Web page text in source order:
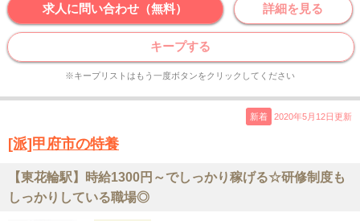
求人に問い合わせ（無料） 詳細を見る
キープする
※キープリストはもう一度ボタンをクリックしてください
新着 2020年5月12日更新
[派]甲府市の特養
【東花輪駅】時給1300円～でしっかり稼げる☆研修制度も
しっかりしている職場◎